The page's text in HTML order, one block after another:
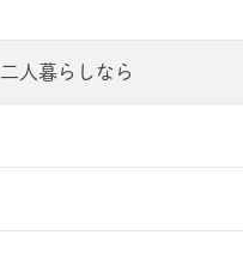
二人暮らしなら